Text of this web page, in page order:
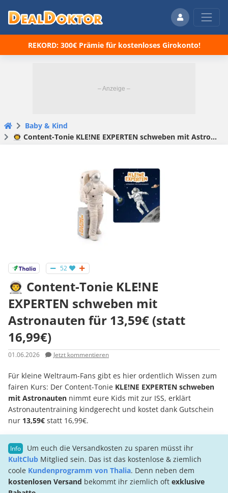
REKORD: 300€ Prämie für kostenloses Girokonto!
Baby & Kind
👨‍🚀 Content-Tonie KLE!NE EXPERTEN schweben mit Astronauten für 13,59€ (statt 16,99€)
52
👨‍🚀 Content-Tonie KLE!NE
EXPERTEN schweben mit
Astronauten für 13,59€ (statt
16,99€)
01.06.2026 Jetzt kommentieren
Für kleine Weltraum-Fans gibt es hier ordentlich Wissen zum
fairen Kurs: Der Content-Tonie KLE!NE EXPERTEN schweben
mit Astronauten nimmt eure Kids mit zur ISS, erklärt
Astronautentraining kindgerecht und kostet dank Gutschein
nur 13,59€ statt 16,99€.
Um euch die Versandkosten zu sparen müsst ihr
KultClub Mitglied sein. Das ist das kostenlose & ziemlich
coole Kundenprogramm von Thalia. Denn neben dem
kostenlosen Versand bekommt ihr ziemlich oft exklusive